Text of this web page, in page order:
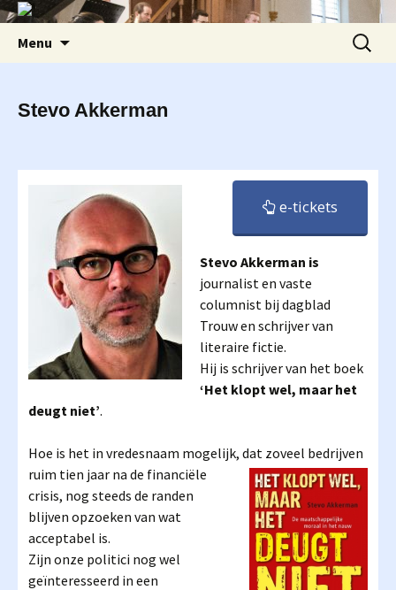
Menu
Zoeken
naar:
Stevo Akkerman
e-tickets
Stevo Akkerman is
journalist en vaste
columnist bij dagblad
Trouw en schrijver van
literaire fictie.
Hij is schrijver van het boek
‘Het klopt wel, maar het
deugt niet’.
Hoe is het in vredesnaam mogelijk, dat zoveel bedrijven
ruim tien jaar na de financiële
crisis, nog steeds de randen
blijven opzoeken van wat
acceptabel is.
Zijn onze politici nog wel
geïnteresseerd in een